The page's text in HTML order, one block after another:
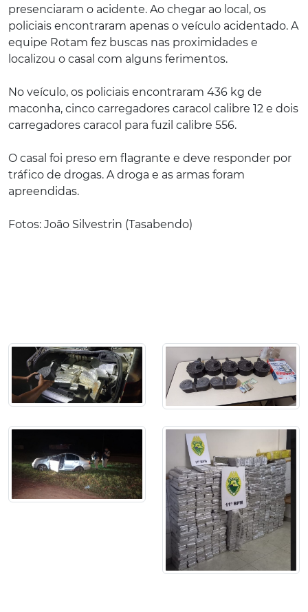
presenciaram o acidente. Ao chegar ao local, os
policiais encontraram apenas o veículo acidentado. A
equipe Rotam fez buscas nas proximidades e
localizou o casal com alguns ferimentos.
No veículo, os policiais encontraram 436 kg de
maconha, cinco carregadores caracol calibre 12 e dois
carregadores caracol para fuzil calibre 556.
O casal foi preso em flagrante e deve responder por
tráfico de drogas. A droga e as armas foram
apreendidas.
Fotos: João Silvestrin (Tasabendo)